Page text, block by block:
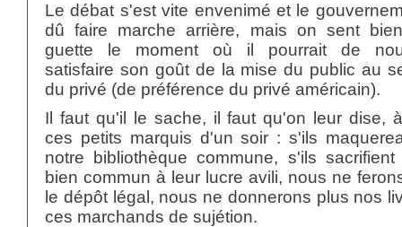
Le débat s'est vite envenimé et le
dû faire marche arrière, mais on sent
guette le moment où il pourrait de
satisfaire son goût de la mise du public au
du privé (de préférence du privé américain).
Il faut qu'il le sache, il faut qu'on leur dise,
ces petits marquis d'un soir : s'ils
notre bibliothèque commune, s'ils sacrifient
bien commun à leur lucre avili, nous ne
le dépôt légal, nous ne donnerons plus nos
ces marchands de sujétion.